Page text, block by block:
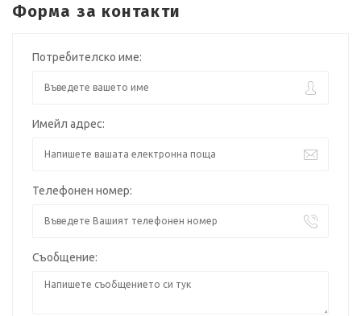
Форма за контакти
Потребителско име:
Имейл адрес:
Телефонен номер:
Съобщение: